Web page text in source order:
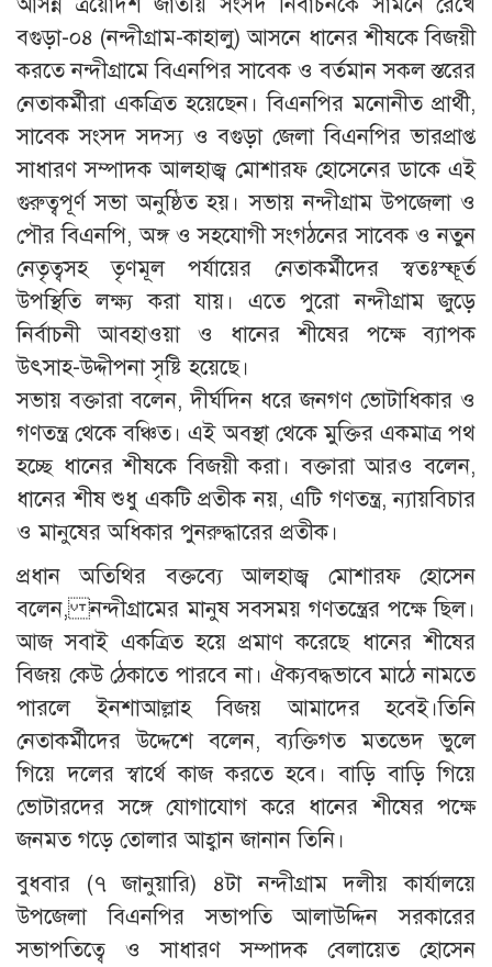
বগুড়া-০৪ (নন্দীগ্রাম-কাহালু) আসনে ধানের শীষকে বিজয়ী
করতে নন্দীগ্রামে বিএনপির সাবেক ও বর্তমান সকল স্তরের
নেতাকর্মীরা একত্রিত হয়েছেন। বিএনপির মনোনীত প্রার্থী,
সাবেক সংসদ সদস্য ও বগুড়া জেলা বিএনপির ভারপ্রাপ্ত
সাধারণ সম্পাদক আলহাজ্ব মোশারফ হোসেনের ডাকে এই
গুরুত্বপূর্ণ সভা অনুষ্ঠিত হয়। সভায় নন্দীগ্রাম উপজেলা ও
পৌর বিএনপি, অঙ্গ ও সহযোগী সংগঠনের সাবেক ও নতুন
নেতৃত্বসহ তৃণমূল পর্যায়ের নেতাকর্মীদের স্বতঃস্ফূর্ত
উপস্থিতি লক্ষ্য করা যায়। এতে পুরো নন্দীগ্রাম জুড়ে
নির্বাচনী আবহাওয়া ও ধানের শীষের পক্ষে ব্যাপক
উৎসাহ-উদ্দীপনা সৃষ্টি হয়েছে।
সভায় বক্তারা বলেন, দীর্ঘদিন ধরে জনগণ ভোটাধিকার ও
গণতন্ত্র থেকে বঞ্চিত। এই অবস্থা থেকে মুক্তির একমাত্র পথ
হচ্ছে ধানের শীষকে বিজয়ী করা। বক্তারা আরও বলেন,
ধানের শীষ শুধু একটি প্রতীক নয়, এটি গণতন্ত্র, ন্যায়বিচার
ও মানুষের অধিকার পুনরুদ্ধারের প্রতীক।
প্রধান অতিথির বক্তব্যে আলহাজ্ব মোশারফ হোসেন
বলেন, নন্দীগ্রামের মানুষ সবসময় গণতন্ত্রের পক্ষে ছিল।
আজ সবাই একত্রিত হয়ে প্রমাণ করেছে ধানের শীষের
বিজয় কেউ ঠেকাতে পারবে না। ঐক্যবদ্ধভাবে মাঠে নামতে
পারলে ইনশাআল্লাহ বিজয় আমাদের হবেই।তিনি
নেতাকর্মীদের উদ্দেশে বলেন, ব্যক্তিগত মতভেদ ভুলে
গিয়ে দলের স্বার্থে কাজ করতে হবে। বাড়ি বাড়ি গিয়ে
ভোটারদের সঙ্গে যোগাযোগ করে ধানের শীষের পক্ষে
জনমত গড়ে তোলার আহ্বান জানান তিনি।
বুধবার (৭ জানুয়ারি) ৪টা নন্দীগ্রাম দলীয় কার্যালয়ে
উপজেলা বিএনপির সভাপতি আলাউদ্দিন সরকারের
সভাপতিত্বে ও সাধারণ সম্পাদক বেলায়েত হোসেন